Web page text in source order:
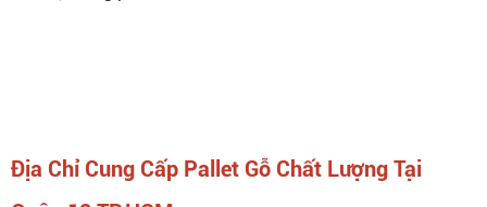
Địa Chỉ Cung Cấp Pallet Gỗ Chất Lượng Tại